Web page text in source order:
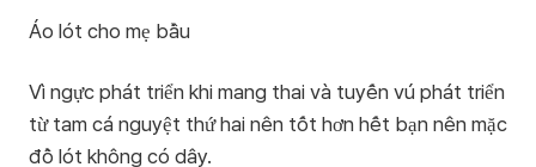
Áo lót cho mẹ bầu
Vì ngực phát triển khi mang thai và tuyến vú phát triển
từ tam cá nguyệt thứ hai nên tốt hơn hết bạn nên mặc
đồ lót không có dây.